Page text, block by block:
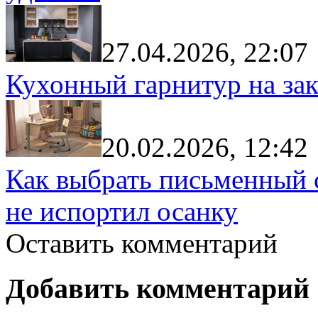
27.04.2026, 22:07
Кухонный гарнитур на
20.02.2026, 12:42
Как выбрать письменный
не испортил осанку
Оставить комментарий
Добавить комментарий